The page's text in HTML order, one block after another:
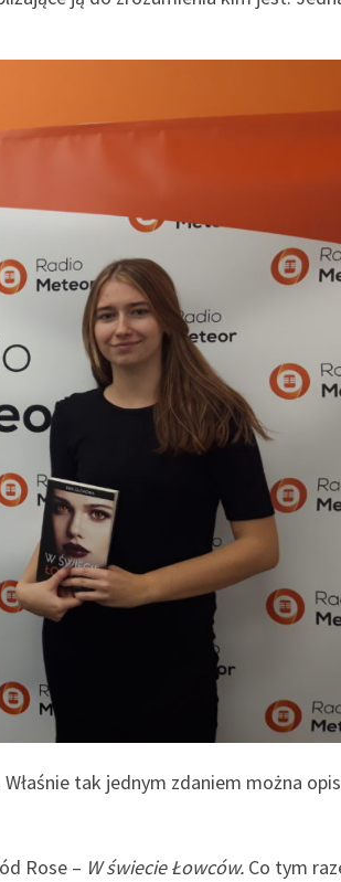
tak jednym zdaniem można
Rose – W świecie Łowców. Co tym